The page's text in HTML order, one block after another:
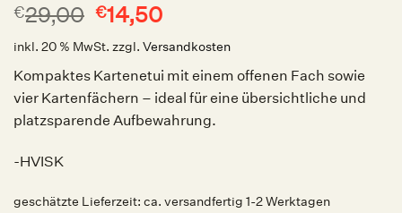
€29,00 Ursprünglicher
Preis
war:
€29,00
€14,50Aktueller
Preis
ist:
€14,50.
inkl. 20 % MwSt. zzgl. Versandkosten
Kompaktes Kartenetui mit einem offenen Fach sowie
vier Kartenfächern – ideal für eine übersichtliche und
platzsparende Aufbewahrung.
-HVISK
geschätzte Lieferzeit: ca. versandfertig 1-2 Werktagen